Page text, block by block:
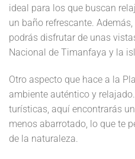
ideal para los que buscan
un baño refrescante.
podrás disfrutar de unas
Nacional de Timanfaya y la
Otro aspecto que hace a la
ambiente auténtico y
turísticas, aquí encontrarás
menos abarrotado, lo que te
de la naturaleza.